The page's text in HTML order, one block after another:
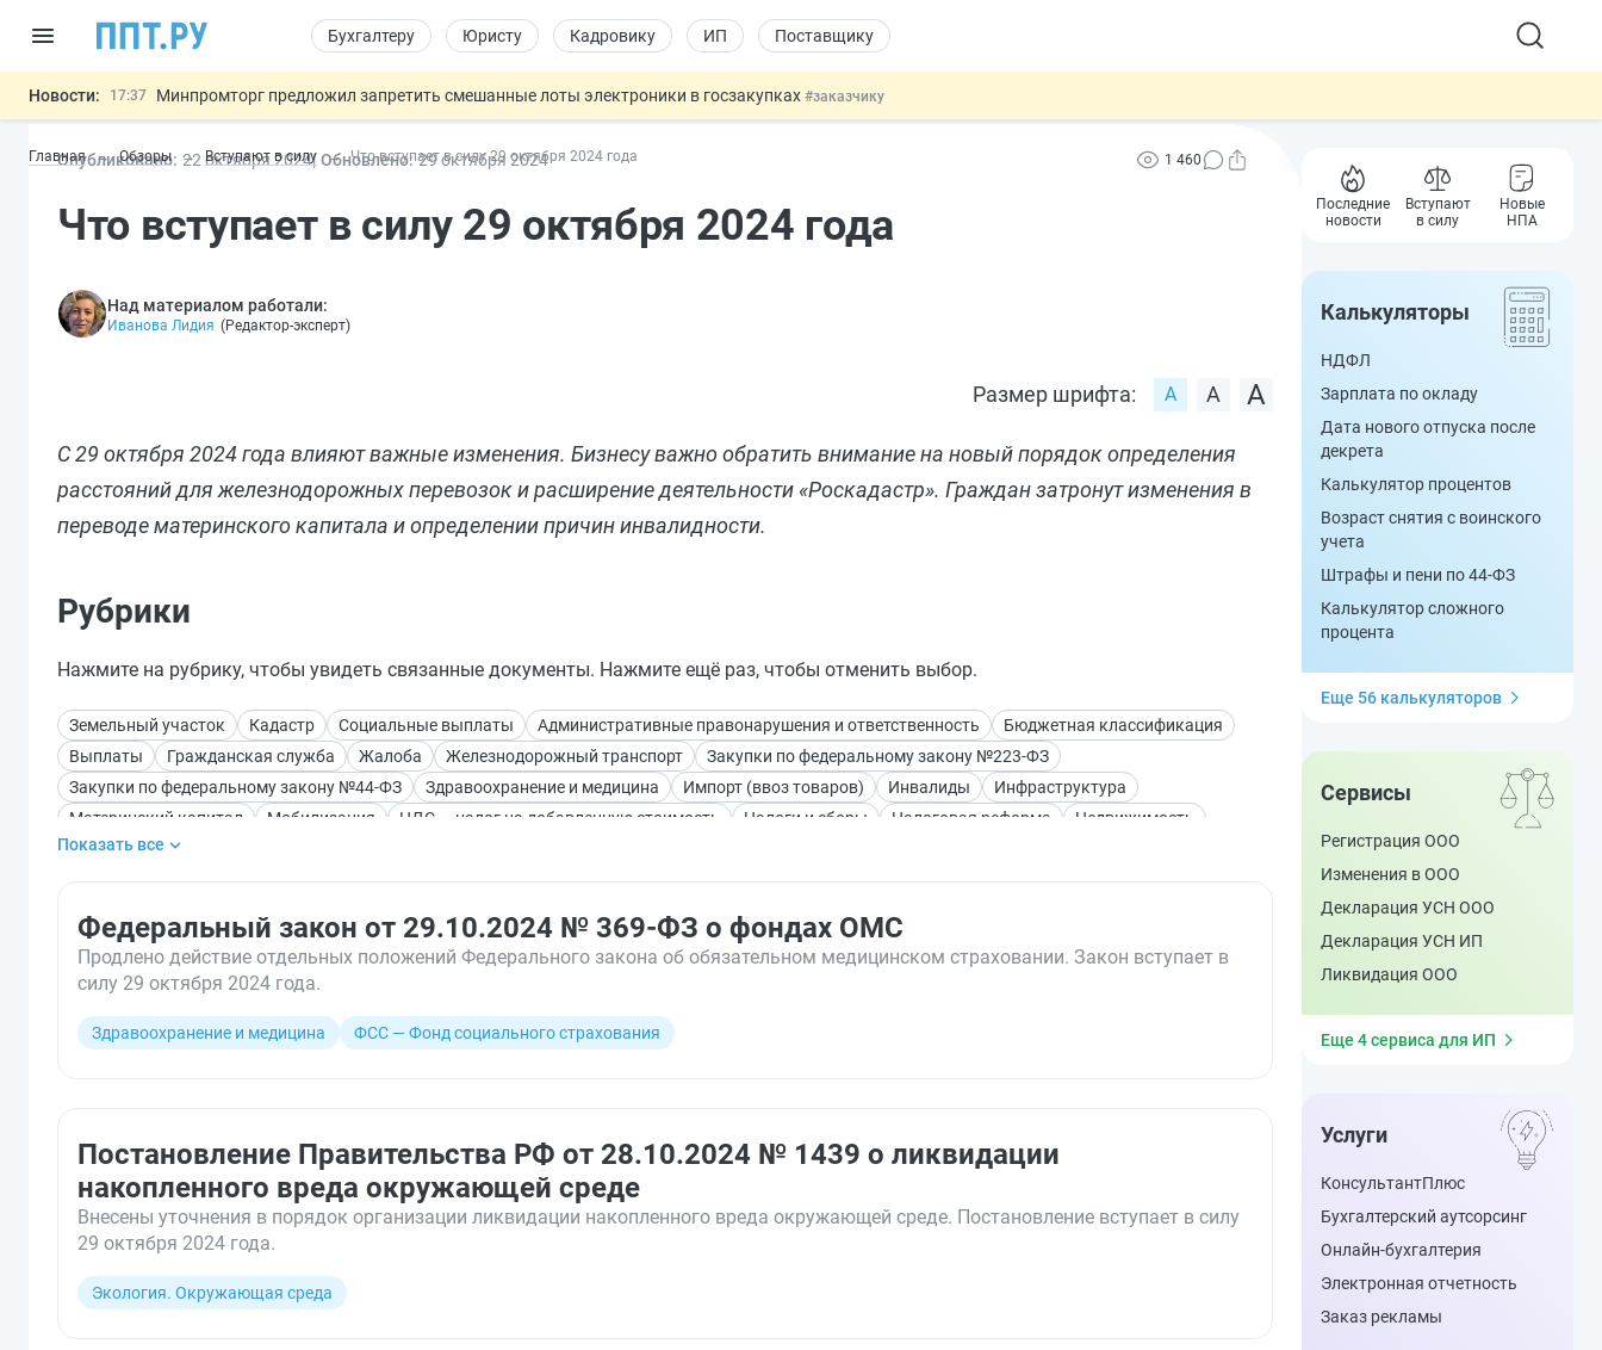
Бухгалтеру Юристу Кадровику ИП Поставщику
Новости: 17:37 Минпромторг предложил запретить смешанные лоты электроники в госзакупках #заказчику
16:30 Возврат денег за риелторские услуги при недействительных сделках: инициатива
13:48
Важно Обеспечительный платёж СПОТ могут заменить банковской гарантией #бухгалтеру
Главная Обзоры Вступают в силу Что вступает в силу 29 октября 2024 года
Опубликовано: 22 октября2024 Обновлено: 29 октября 2024 1 460
Что вступает в силу 29 октября 2024 года
Над материалом работали:
Иванова Лидия (Редактор-эксперт)
Размер шрифта:
С 29 октября 2024 года влияют важные изменения. Бизнесу важно обратить внимание на новый порядок определения
расстояний для железнодорожных перевозок и расширение деятельности «Роскадастр». Граждан затронут изменения в
переводе материнского капитала и определении причин инвалидности.
Рубрики
Нажмите на рубрику, чтобы увидеть связанные документы. Нажмите ещё раз, чтобы отменить выбор.
Земельный участок Кадастр Социальные выплаты Административные правонарушения и ответственность
Бюджетная классификация
Выплаты
Гражданская служба Жалоба Железнодорожный транспорт
Закупки по федеральному закону №223-ФЗ
Закупки по федеральному закону №44-ФЗ
Здравоохранение и медицина Импорт (ввоз товаров) Инвалиды
Инфраструктура
Материнский капитал
Мобилизация НДС — налог на добавленную стоимость Налоги и сборы Налоговая реформа
Недвижимость
Онлайн-банкинг
Электронные средства платежа
Показать все
Федеральный закон от 29.10.2024 № 369-ФЗ о фондах ОМС
Продлено действие отдельных положений Федерального закона об обязательном медицинском страховании. Закон вступает в
силу 29 октября 2024 года.
Здравоохранение и медицина ФСС — Фонд социального страхования
Постановление Правительства РФ от 28.10.2024 № 1439 о ликвидации
накопленного вреда окружающей среде
Внесены уточнения в порядок организации ликвидации накопленного вреда окружающей среде. Постановление вступает в силу
29 октября 2024 года.
Экология. Окружающая среда
Последние
новости
Вступают
в силу
Новые
НПА
Калькуляторы
НДФЛ
Зарплата по окладу
Дата нового отпуска после
декрета
Калькулятор процентов
Возраст снятия с воинского
учета
Штрафы и пени по 44-ФЗ
Калькулятор сложного
процента
Еще 56 калькуляторов
Сервисы
Регистрация ООО
Изменения в ООО
Декларация УСН ООО
Декларация УСН ИП
Ликвидация ООО
Еще 4 сервиса для ИП
Услуги
КонсультантПлюс
Бухгалтерский аутсорсинг
Онлайн-бухгалтерия
Электронная отчетность
Заказ рекламы